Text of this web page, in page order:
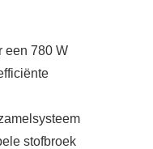
een 780 W
stofbroek